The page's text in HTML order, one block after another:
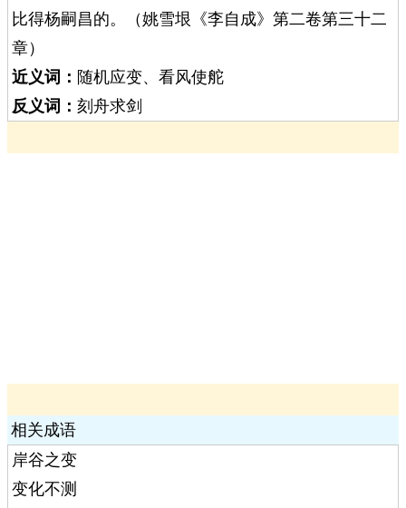
比得杨嗣昌的。（姚雪垠《李自成》第二卷第三十二
章）
近义词： 随机应变、看风使舵
反义词： 刻舟求剑
相关成语
岸谷之变
变化不测